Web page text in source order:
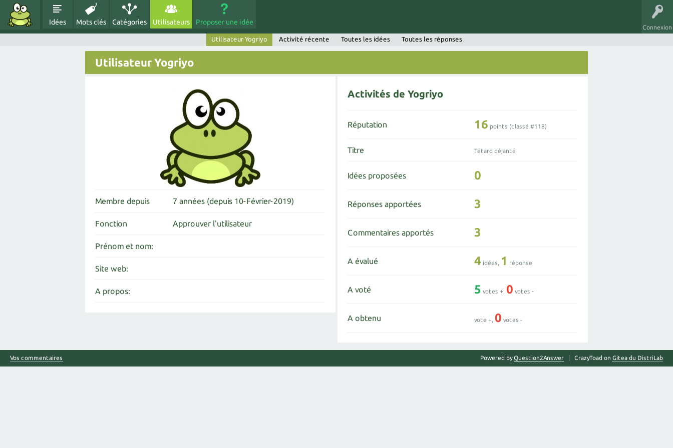
Connexion
Idées Mots clés Catégories Utilisateurs Proposer une idée
Utilisateur Yogriyo Activité récente Toutes les idées Toutes les réponses
Utilisateur Yogriyo
Membre depuis 7 années (depuis 10-Février-2019)
Fonction Approuver l'utilisateur
Prénom et nom:
Site web:
A propos:
Activités de Yogriyo
Réputation 16 points (classé #118)
Titre Tétard déjanté
Idées proposées 0
Réponses apportées 3
Commentaires apportés 3
A évalué 4 idées, 1 réponse
A voté 5 votes +,0 votes -
A obtenu vote +,0 votes -
Vos commentaires CrazyToad on Gitea du DistriLab
Powered byQuestion2Answer